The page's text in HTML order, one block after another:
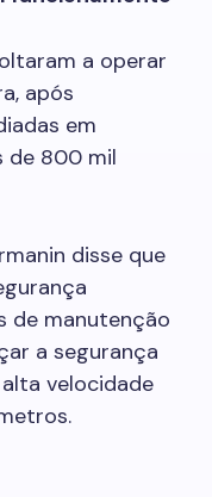
a operar
após
em
de 800 mil
disse que
de manutenção
a segurança
velocidade